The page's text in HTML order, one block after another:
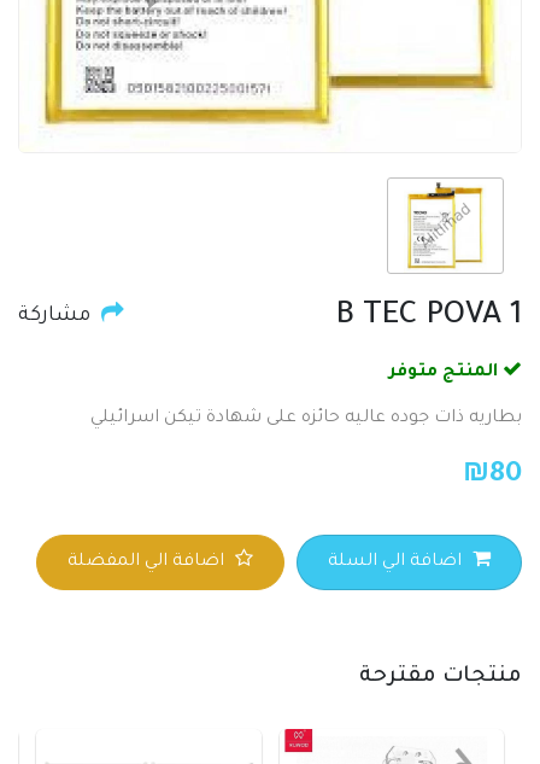
B TEC POVA 1 مشاركة
المنتج متوفر
بطاريه ذات جوده عاليه حائزه على شهادة تيكن اسرائيلي
₪80
اضافة الي السلة اضافة الي المفضلة
منتجات مقترحة